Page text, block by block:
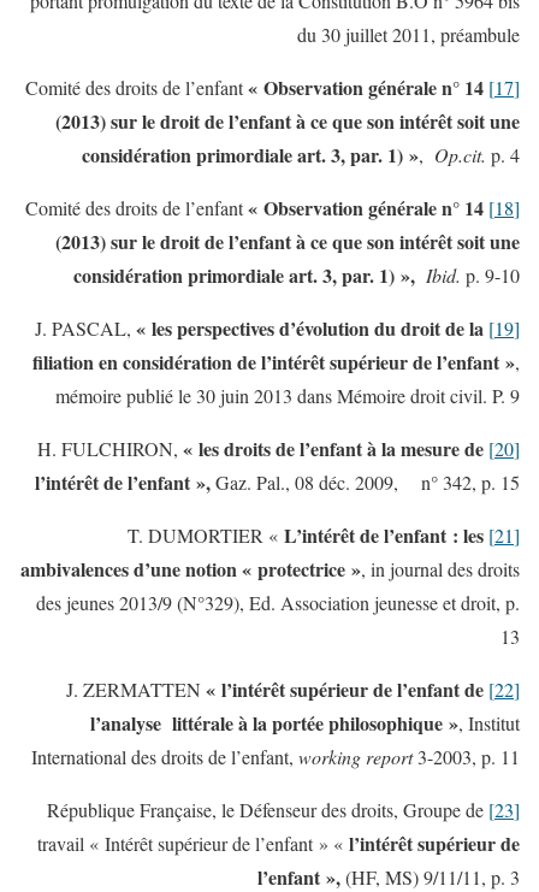
du 30 juillet 2011, préambule
[17]
« Observation générale n° 14
(2013) sur le droit de l’enfant à ce que son intérêt soit une
considération primordiale art. 3, par. 1) », Op.cit. p. 4
[18]
« Observation générale n° 14
(2013) sur le droit de l’enfant à ce que son intérêt soit une
considération primordiale art. 3, par. 1) », Ibid. p. 9-10
[19]
« les perspectives d’évolution du droit de la
filiation en considération de l’intérêt supérieur de l’enfant »,
mémoire publié le 30 juin 2013 dans Mémoire droit civil. P. 9
[20]
« les droits de l’enfant à la mesure de
l’intérêt de l’enfant »,Gaz. Pal., 08 déc. 2009, n° 342, p. 15
[21]
L’intérêt de l’enfant : les
ambivalences d’une notion « protectrice », in journal des droits
des jeunes 2013/9 (N°329), Ed. Association jeunesse et droit, p.
13
[22]
« l’intérêt supérieur de l’enfant de
l’analyse littérale à la portée philosophique », Institut
International des droits de l’enfant, working report3-2003, p. 11
[23]
République Française, le Défenseur des droits, Groupe de
travail « Intérêt supérieur de l’enfant » « l’intérêt supérieur de
l’enfant »,(HF, MS) 9/11/11, p. 3